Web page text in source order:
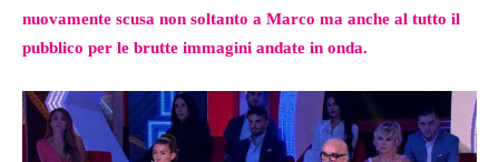
nuovamente scusa non soltanto a Marco ma anche al tutto il
pubblico per le brutte immagini andate in onda.